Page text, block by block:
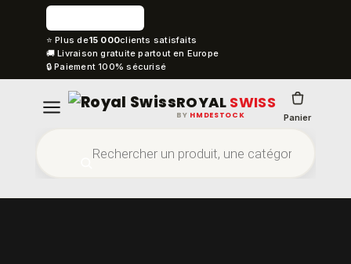
⭐ Plus de15 000clients satisfaits
🚚 Livraison gratuite partout en Europe
🔒 Paiement 100% sécurisé
ROYAL SWISS
BY HMDESTOCK Panier